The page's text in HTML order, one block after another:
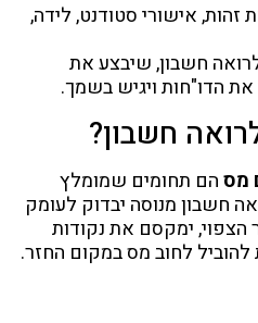
אישורי סטודנט, לידה,
חשבון, שיבצע את
הדו"חות ויגיש בשמך.
חשבון?
מסהם תחומים שמומלץ
חשבון מנוסה יבדוק לעומק
ימקסם את נקודות
להוביל לחוב מס במקום החזר.